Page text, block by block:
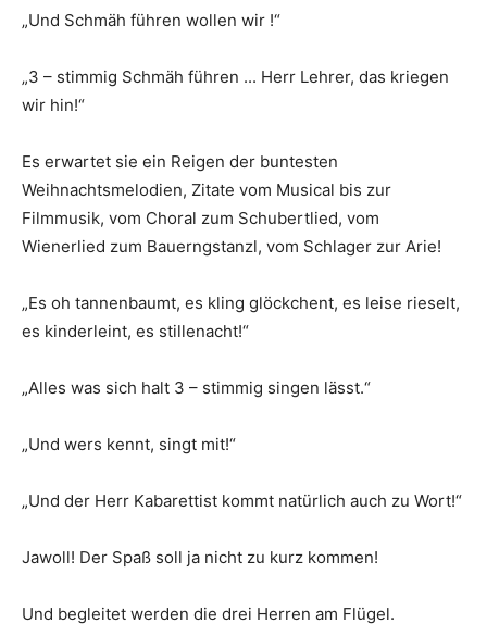
„Und Schmäh führen wollen wir !“
„3 – stimmig Schmäh führen ... Herr Lehrer, das kriegen
wir hin!“
Es erwartet sie ein Reigen der buntesten
Weihnachtsmelodien, Zitate vom Musical bis zur
Filmmusik, vom Choral zum Schubertlied, vom
Wienerlied zum Bauerngstanzl, vom Schlager zur Arie!
„Es oh tannenbaumt, es kling glöckchent, es leise rieselt,
es kinderleint, es stillenacht!“
„Alles was sich halt 3 – stimmig singen lässt.“
„Und wers kennt, singt mit!“
„Und der Herr Kabarettist kommt natürlich auch zu Wort!“
Jawoll! Der Spaß soll ja nicht zu kurz kommen!
Und begleitet werden die drei Herren am Flügel.